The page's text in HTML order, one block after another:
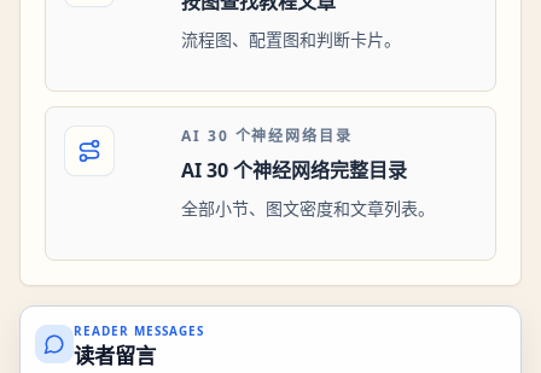
流程图、配置图和判断卡片。
AI 30 个神经网络目录
AI 30 个神经网络完整目录
全部小节、图文密度和文章列表。
READER MESSAGES
读者留言